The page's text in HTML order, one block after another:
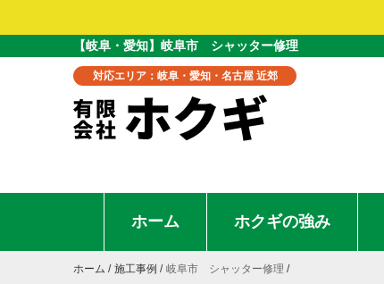
【岐阜・愛知】岐阜市 シャッター修理
対応エリア：岐阜・愛知・名古屋 近郊
ホーム ホクギの強み
ホーム 施工事例 岐阜市 シャッター修理